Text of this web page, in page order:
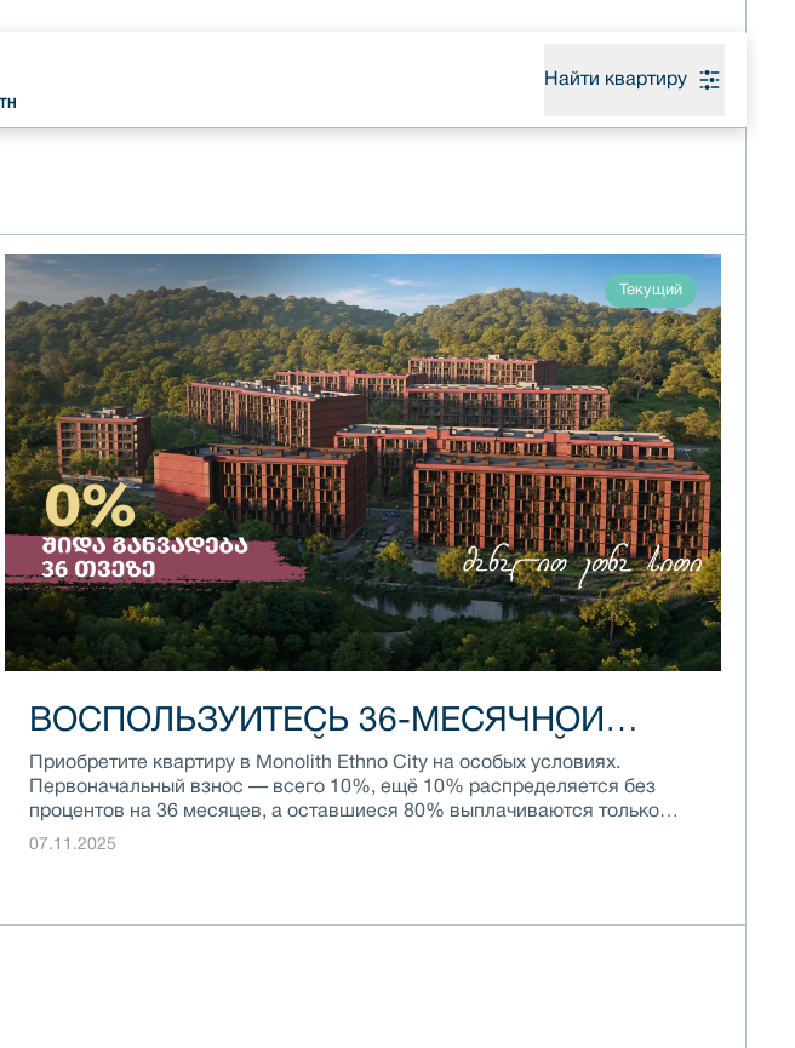
Найти квартиру
Текущий
ВОСПОЛЬЗУЙТЕСЬ 36-МЕСЯЧНОЙ
БЕСПРОЦЕНТНОЙ РАССРОЧКОЙ
Приобретите квартиру в Monolith Ethno City на особых условиях.
Первоначальный взнос — всего 10%, ещё 10% распределяется без
процентов на 36 месяцев, а оставшиеся 80% выплачиваются только
через 3 года.
07.11.2025